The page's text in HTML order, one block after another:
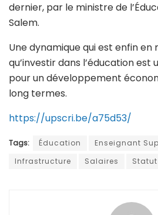
dernier, par le ministre de
Salem.
Une dynamique qui est enfin en
qu’investir dans l’éducation
pour un développement
long termes.
https://upscri.be/a75d53/
Tags: Éducation
Enseignant
Infrastructure
Salaires